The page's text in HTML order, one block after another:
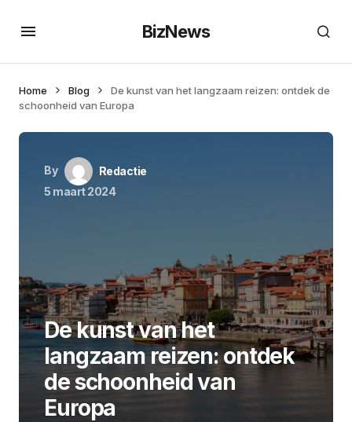
BizNews
Home Blog
De kunst van het langzaam reizen: ontdek de
schoonheid van Europa
By
Redactie
5 maart 2024
De kunst van het
langzaam reizen: ontdek
de schoonheid van
Europa